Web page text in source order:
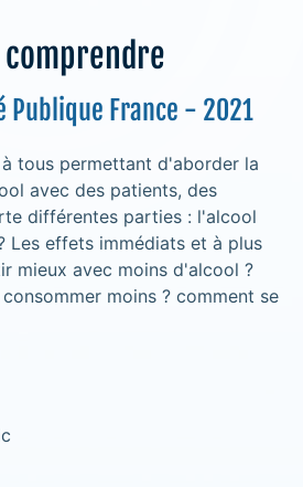
Publique France - 2021
tous permettant d'aborder la
avec des patients, des
différentes parties : l'alcool
Les effets immédiats et à plus
mieux avec moins d'alcool ?
moins ? comment se